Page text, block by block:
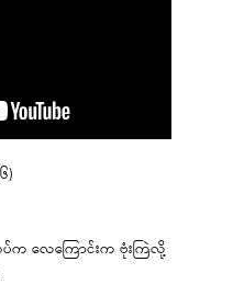
)
ပ်က လေကြောင်းက ဗုံးကြဲလို့